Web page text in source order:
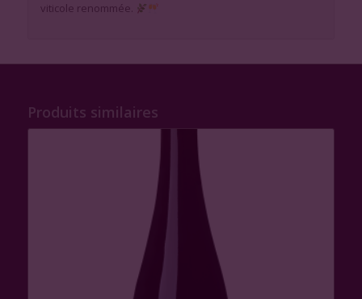
viticole renommée.
Produits similaires